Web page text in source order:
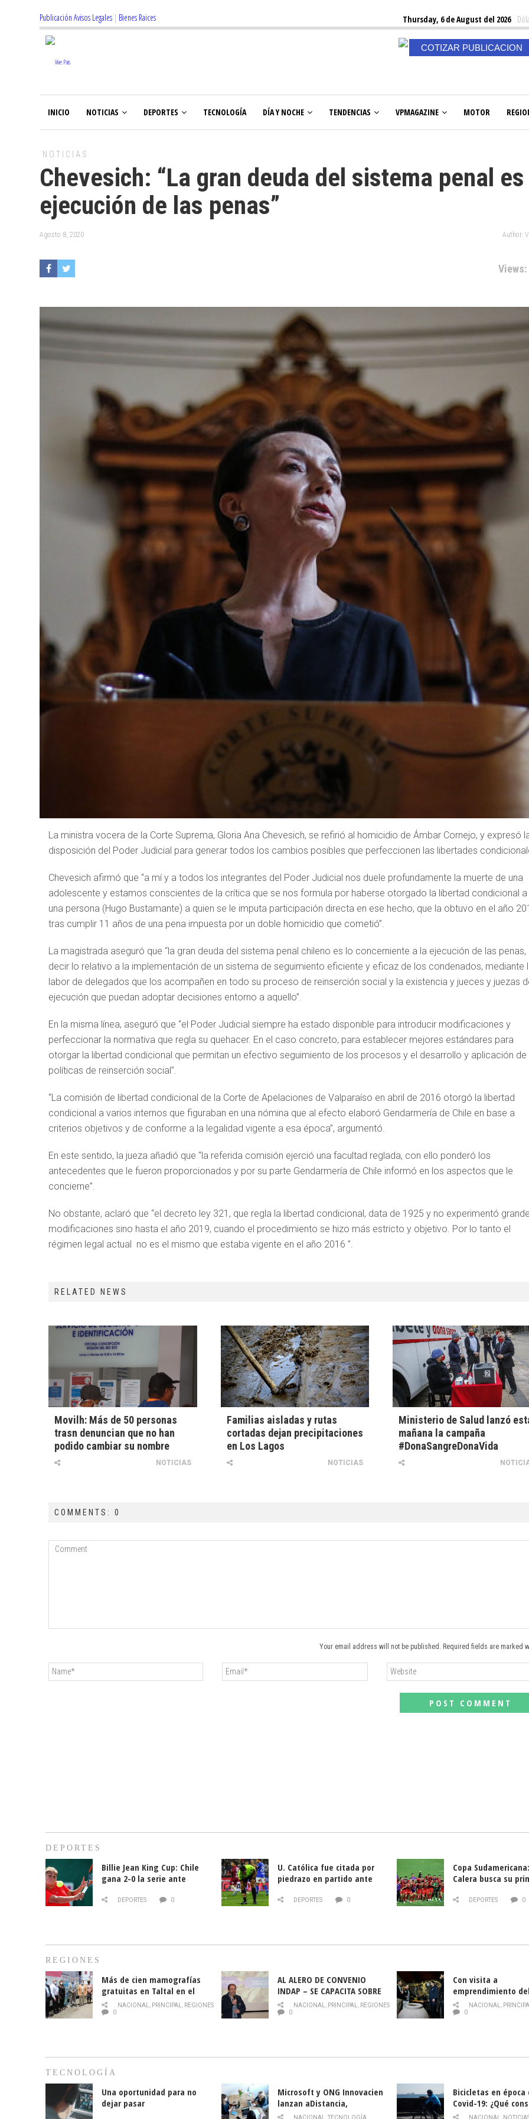
Publicación Avisos Legales | Bienes Raices Thursday, 6 de August del 2026
COTIZAR PUBLICACION
INICIO NOTICIAS DEPORTES TECNOLOGÍA DÍA Y NOCHE TENDENCIAS VPMAGAZINE MOTOR
NOTICIAS
Chevesich: “La gran deuda del sistema penal
ejecución de las penas”
Agosto 8, 2020 Author:
Views:
La ministra vocera de la Corte Suprema, Gloria Ana Chevesich, se refirió al homicidio de Ámbar Cornejo, y expresó
disposición del Poder Judicial para generar todos los cambios posibles que perfeccionen las libertades
Chevesich afirmó que “a mí y a todos los integrantes del Poder Judicial nos duele profundamente la muerte de una
adolescente y estamos conscientes de la crítica que se nos formula por haberse otorgado la libertad condicional a
una persona (Hugo Bustamante) a quien se le imputa participación directa en ese hecho, que la obtuvo en el año
tras cumplir 11 años de una pena impuesta por un doble homicidio que cometió”.
La magistrada aseguró que “la gran deuda del sistema penal chileno es lo concerniente a la ejecución de las penas,
decir lo relativo a la implementación de un sistema de seguimiento eficiente y eficaz de los condenados, mediante
labor de delegados que los acompañen en todo su proceso de reinserción social y la existencia y jueces y juezas
ejecución que puedan adoptar decisiones entorno a aquello”.
En la misma línea, aseguró que “el Poder Judicial siempre ha estado disponible para introducir modificaciones y
perfeccionar la normativa que regla su quehacer. En el caso concreto, para establecer mejores estándares para
otorgar la libertad condicional que permitan un efectivo seguimiento de los procesos y el desarrollo y aplicación de
políticas de reinserción social”.
“La comisión de libertad condicional de la Corte de Apelaciones de Valparaíso en abril de 2016 otorgó la libertad
condicional a varios internos que figuraban en una nómina que al efecto elaboró Gendarmería de Chile en base a
criterios objetivos y de conforme a la legalidad vigente a esa época”, argumentó.
En este sentido, la jueza añadió que “la referida comisión ejerció una facultad reglada, con ello ponderó los
antecedentes que le fueron proporcionados y por su parte Gendarmería de Chile informó en los aspectos que le
concierne”.
No obstante, aclaró que “el decreto ley 321, que regla la libertad condicional, data de 1925 y no experimentó
modificaciones sino hasta el año 2019, cuando el procedimiento se hizo más estricto y objetivo. Por lo tanto el
régimen legal actual no es el mismo que estaba vigente en el año 2016 ”.
RELATED NEWS
Movilh: Más de 50 personas
trasn denuncian que no han
podido cambiar su nombre
NOTICIAS
Familias aisladas y rutas
cortadas dejan precipitaciones
en Los Lagos
NOTICIAS
Ministerio de Salud lanzó
mañana la campaña
#DonaSangreDonaVida
COMMENTS: 0
Your email address will not be published. Required fields are marked
DEPORTES
Billie Jean King Cup: Chile
gana 2-0 la serie ante
DEPORTES 0
U. Católica fue citada por
piedrazo en partido ante
DEPORTES 0
Copa
Calera busca su
DEPORTES 0
REGIONES
Más de cien mamografías
gratuitas en Taltal en el
mes de la prevención del
cáncer de mama
NACIONAL, PRINCIPAL, REGIONES
0
AL ALERO DE CONVENIO
INDAP – SE CAPACITA SOBRE
PLAGA DROSOPHILA SUZUKII
NACIONAL, PRINCIPAL, REGIONES
0
Con visita a
emprendimiento
y llamado al
historia campesina
NACIONAL,
0
TECNOLOGÍA
Una oportunidad para no
dejar pasar
Microsoft y ONG Innovacien
lanzan aDistancia,
plataforma con cursos
NACIONAL TECNOLOGÍA,
Bicicletas en época
Covid-19: ¿Qué
momento de
NACIONAL